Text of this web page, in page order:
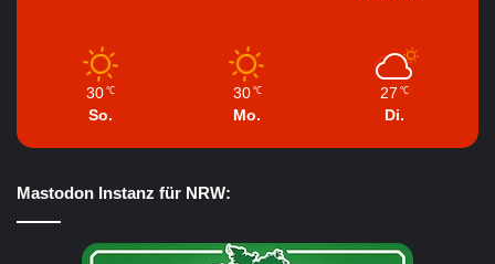
30 ℃
So.
30 ℃
Mo.
27 ℃
Di.
Mastodon Instanz für NRW: